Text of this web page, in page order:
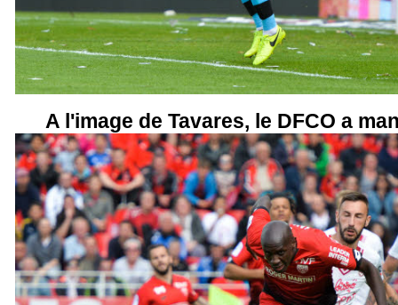
A l'image de Tavares, le DFCO a